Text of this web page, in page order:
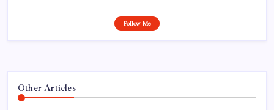
Follow Me
Other Articles